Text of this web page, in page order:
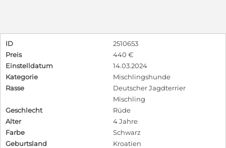
ID
2510653
Preis
440 €
Einstelldatum
14.03.2024
Kategorie
Mischlingshunde
Rasse
Deutscher Jagdterrier
Mischling
Geschlecht
Rüde
Alter
4 Jahre
Farbe
Schwarz
Geburtsland
Kroatien